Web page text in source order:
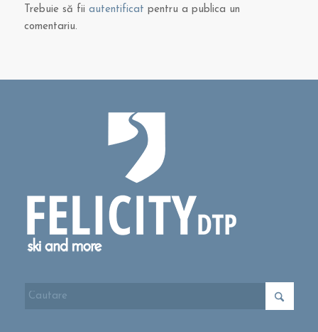
Trebuie să fii autentificat pentru a publica un
comentariu.